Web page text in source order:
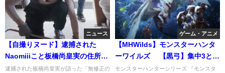
ニュース
【自撮りヌード】逮捕された
Naomiiiこと板橋尚皇実の住所
は？桐伸年との出会いは？無修
逮捕された板橋尚皇実が語った「無修正の
ゲーム・アニメ
【MHWilds】モンスターハンタ
ーワイルズ 【黒弓】集中3と5
どっちが火力出るか検証
モンスターハンターシリーズ 『モンスタ